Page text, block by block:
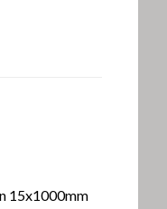
15x1000mm